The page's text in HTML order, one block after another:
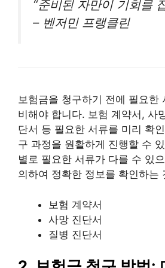
“준비된 자만이 기회를
– 벤저민 프랭클린
보험금을 청구하기 전에 필요한
비해야 합니다. 보험 계약서, 사
단서 등 필요한 서류를 미리 확
구 과정을 원활하게 진행할 수
별로 필요한 서류가 다를 수 있
의하여 정확한 정보를 확인하는
보험 계약서
사망 진단서
질병 진단서